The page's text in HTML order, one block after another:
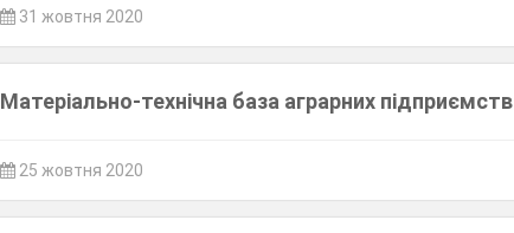
31 жовтня 2020
Матеріально-технічна база аграрних підприємств
25 жовтня 2020